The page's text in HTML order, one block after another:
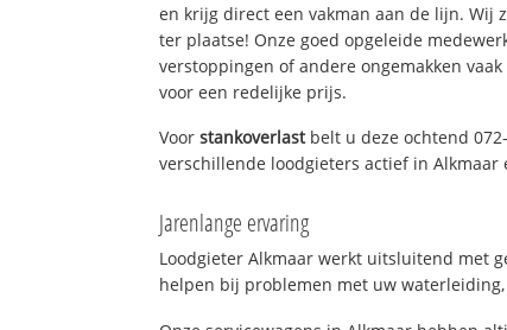
en krijg direct een vakman aan de lijn.
ter plaatse! Onze goed opgeleide
verstoppingen of andere ongemakken
voor een redelijke prijs.
Voorstankoverlastbelt u deze ochtend
verschillende loodgieters actief in Alkmaar
Jarenlange ervaring
Loodgieter Alkmaar werkt uitsluitend met
helpen bij problemen met uw waterleiding,